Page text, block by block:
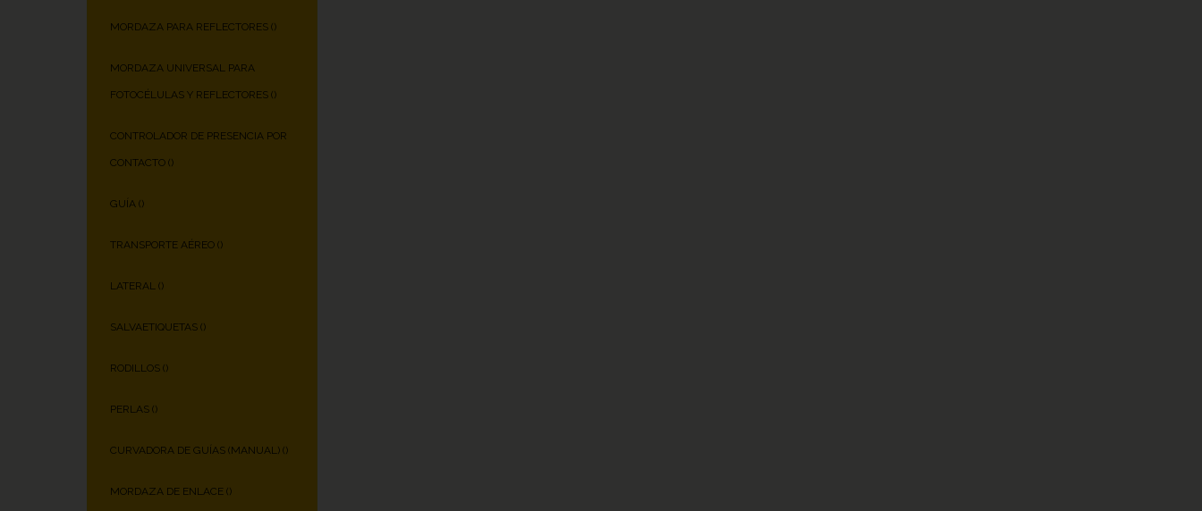
MORDAZA PARA REFLECTORES ()
MORDAZA UNIVERSAL PARA
FOTOCÉLULAS Y REFLECTORES ()
CONTROLADOR DE PRESENCIA POR
CONTACTO ()
GUÍA ()
TRANSPORTE AÉREO ()
LATERAL ()
SALVAETIQUETAS ()
RODILLOS ()
PERLAS ()
CURVADORA DE GUÍAS (MANUAL) ()
MORDAZA DE ENLACE ()